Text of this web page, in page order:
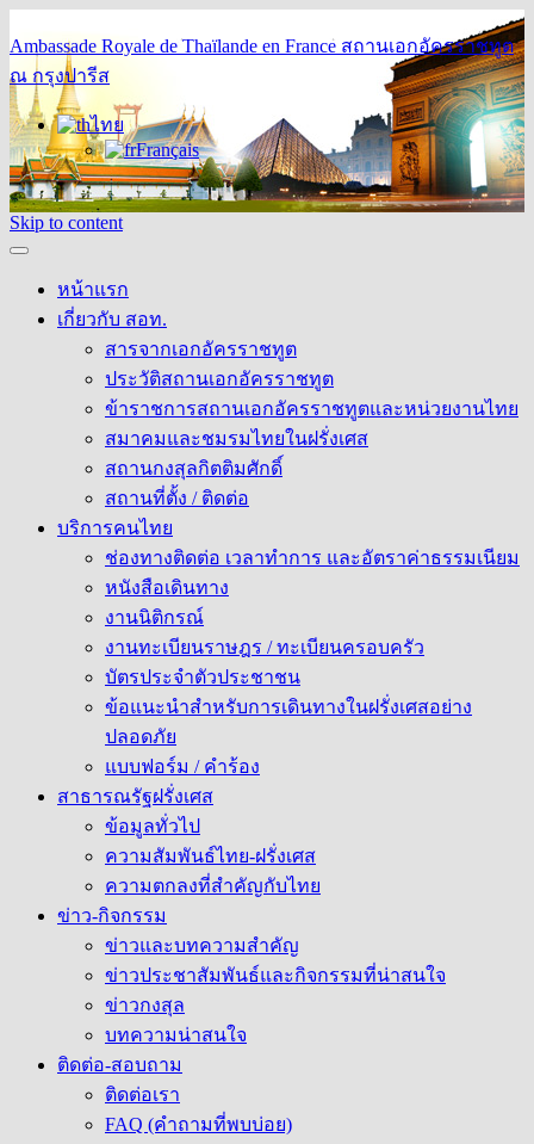
Ambassade Royale de Thaïlande en France สถานเอกอัครราชทูต
ณ กรุงปารีส
ไทย
Français
Skip to content
หน้าแรก
เกี่ยวกับ สอท.
สารจากเอกอัครราชทูต
ประวัติสถานเอกอัครราชทูต
ข้าราชการสถานเอกอัครราชทูตและหน่วยงานไทย
สมาคมและชมรมไทยในฝรั่งเศส
สถานกงสุลกิตติมศักดิ์
สถานที่ตั้ง / ติดต่อ
บริการคนไทย
ช่องทางติดต่อ เวลาทำการ และอัตราค่าธรรมเนียม
หนังสือเดินทาง
งานนิติกรณ์
งานทะเบียนราษฎร / ทะเบียนครอบครัว
บัตรประจำตัวประชาชน
ข้อแนะนำสำหรับการเดินทางในฝรั่งเศสอย่าง
ปลอดภัย
แบบฟอร์ม / คำร้อง
สาธารณรัฐฝรั่งเศส
ข้อมูลทั่วไป
ความสัมพันธ์ไทย-ฝรั่งเศส
ความตกลงที่สำคัญกับไทย
ข่าว-กิจกรรม
ข่าวและบทความสำคัญ
ข่าวประชาสัมพันธ์และกิจกรรมที่น่าสนใจ
ข่าวกงสุล
บทความน่าสนใจ
ติดต่อ-สอบถาม
ติดต่อเรา
FAQ (คำถามที่พบบ่อย)